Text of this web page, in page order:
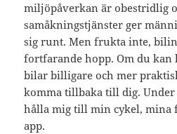
miljöpåverkan är obestridlig
samåkningstjänster ger
sig runt. Men frukta inte,
fortfarande hopp. Om du kan
bilar billigare och mer
komma tillbaka till dig.
hålla mig till min cykel, mina
app.